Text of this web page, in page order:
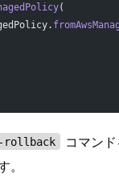
(
rollback
コマン